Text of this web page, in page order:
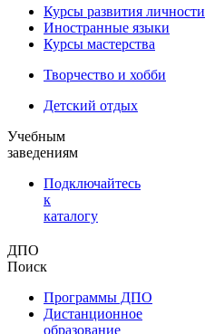
Курсы развития личности
Иностранные языки
Курсы мастерства
Творчество и хобби
Детский отдых
Учебным
заведениям
Подключайтесь
к
каталогу
ДПО
Поиск
Программы ДПО
Дистанционное
образование